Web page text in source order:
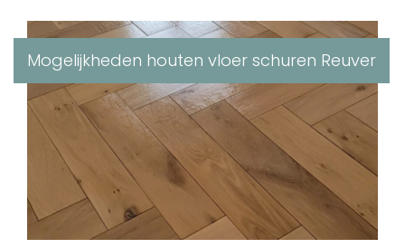
Mogelijkheden houten vloer schuren Reuver